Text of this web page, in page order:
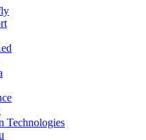
Technologies